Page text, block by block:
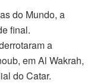
do Mundo, a
final.
a
em Al Wakrah,
do Catar.